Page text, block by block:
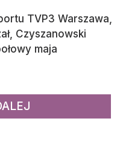
TVP3 Warszawa,
Czyszanowski
maja